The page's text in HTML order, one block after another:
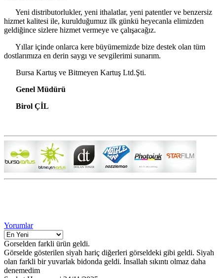
Yeni distributorlukler, yeni ithalatlar, yeni patentler ve benzersiz
hizmet kalitesi ile, kurulduğumuz ilk günkü heyecanla elimizden
geldiğince sizlere hizmet vermeye ve çalışacağız.
Yıllar içinde onlarca kere büyümemizde bize destek olan tüm
dostlarımıza en derin saygı ve sevgilerimi sunarım.
Bursa Kartuş ve Bitmeyen Kartuş Ltd.Şti.
Genel Müdürü
Birol ÇİL
Yorumlar
Gorselden farkli ürün geldi.
Görselde gösterilen siyah hariç diğerleri görseldeki gibi geldi. Siyah
olan farkli bir yuvarlak bidonda geldi. İnsallah sıkıntı olmaz daha
denemedim